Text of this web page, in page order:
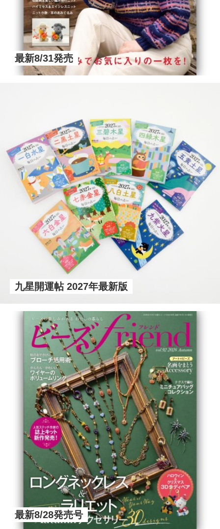
最新8/31発売
九星開運帖 2027年最新版
最新8/28発売号